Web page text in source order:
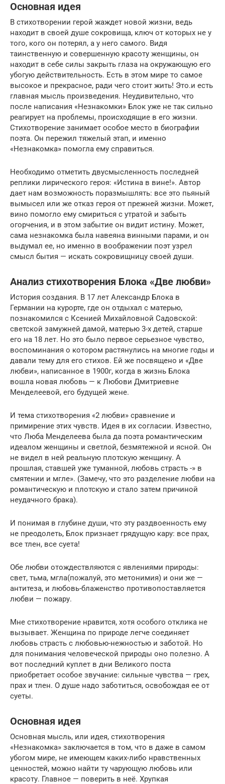
Основная идея
В стихотворении герой жаждет новой жизни, ведь
находит в своей душе сокровища, ключ от которых не у
того, кого он потерял, а у него самого. Видя
таинственную и совершенную красоту женщины, он
находит в себе силы закрыть глаза на окружающую его
убогую действительность. Есть в этом мире то самое
высокое и прекрасное, ради чего стоит жить! Это.и есть
главная мысль произведения. Неудивительно, что
после написания «Незнакомки» Блок уже не так сильно
реагирует на проблемы, происходящие в его жизни.
Стихотворение занимает особое место в биографии
поэта. Он пережил тяжелый этап, и именно
«Незнакомка» помогла ему справиться.
Необходимо отметить двусмысленность последней
реплики лирического героя: «Истина в вине!». Автор
дает нам возможность поразмышлять: все это пьяный
вымысел или же отказ героя от прежней жизни. Может,
вино помогло ему смириться с утратой и забыть
огорчения, и в этом забытие он видит истину. Может,
сама незнакомка была навеяна винными парами, и он
выдумал ее, но именно в воображении поэт узрел
смысл бытия — искать сокровищницу своей души.
Анализ стихотворения Блока «Две любви»
История создания. В 17 лет Александр Блока в
Германии на курорте, где он отдыхал с матерью,
познакомился с Ксенией Михайловной Садовской:
светской замужней дамой, матерью 3-х детей, старше
его на 18 лет. Но это было первое серьезное чувство,
воспоминания о котором растянулись на многие годы и
давали тему для его стихов. Ей же посвящено и «Две
любви», написанное в 1900г, когда в жизнь Блока
вошла новая любовь — к Любови Дмитриевне
Менделеевой, его будущей жене.
И тема стихотворения «2 любви» сравнение и
примирение этих чувств. Идея в их согласии. Известно,
что Люба Менделеева была да поэта романтическим
идеалом женщины и светлой, безмятежной и ясной. Он
не видел в ней реальную плотскую женщину. А
прошлая, ставшей уже туманной, любовь страсть -» в
смятении и мгле». (Замечу, что это разделение любви на
романтическую и плотскую и стало затем причиной
неудачного брака).
И понимая в глубине души, что эту раздвоенность ему
не преодолеть, Блок признает грядущую кару: все прах,
все тлен, все суета!
Обе любви отождествляются с явлениями природы:
свет, тьма, мгла(пожалуй, это метонимия) и они же —
антитеза, и любовь-блаженство противопоставляется
любви — пожару.
Мне стихотворение нравится, хотя особого отклика не
вызывает. Женщина по природе легче соединяет
любовь страсть с любовью-нежностью и заботой. Но
для понимания человеческой природы оно полезно. А
вот последний куплет в дни Великого поста
приобретает особое звучание: сильные чувства — грех,
прах и тлен. О душе надо заботиться, освобождая ее от
суеты.
Основная идея
Основная мысль, или идея, стихотворения
«Незнакомка» заключается в том, что в даже в самом
убогом мире, не имеющем каких-либо нравственных
ценностей, можно найти ту чарующую любовь или
красоту. Главное — поверить в неё. Хрупкая